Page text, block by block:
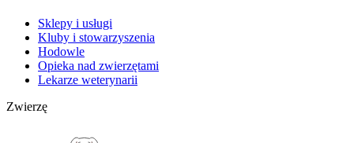
Sklepy i usługi
Kluby i stowarzyszenia
Hodowle
Opieka nad zwierzętami
Lekarze weterynarii
Zwierzę